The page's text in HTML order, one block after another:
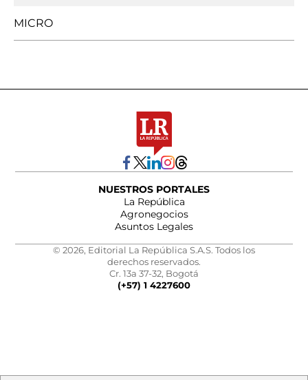
MICRO
NUESTROS PORTALES
La República
Agronegocios
Asuntos Legales
© 2026, Editorial La República S.A.S. Todos los
derechos reservados.
Cr. 13a 37-32, Bogotá
(+57) 1 4227600